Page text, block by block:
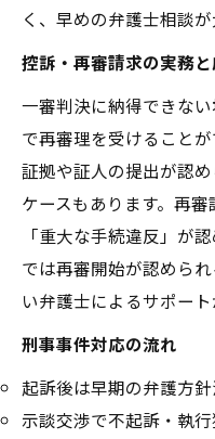
く、早めの弁護士相談が
控訴・再審請求の実務
一審判決に納得できな
で再審理を受けること
証拠や証人の提出が認
ケースもあります。再
「重大な手続違反」が
では再審開始が認めら
い弁護士によるサポート
刑事事件対応の流れ
起訴後は早期の弁護方針
示談交渉で不起訴・執